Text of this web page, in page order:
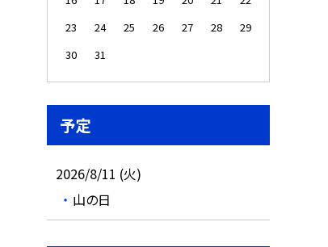
23
24 25 26 27 28
29
30
31
予定
2026/8/11 (火)
山の日